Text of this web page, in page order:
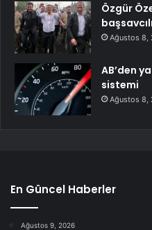
Özgür
Ağustos 8,
AB’den
sistemi
Ağustos 8,
En Güncel Haberler
Ağustos 9, 2026